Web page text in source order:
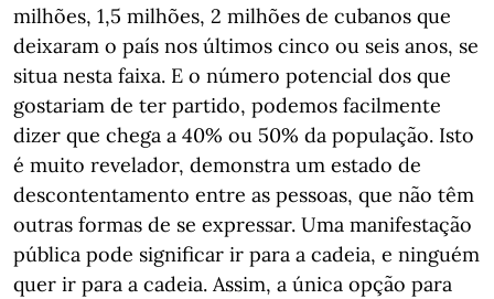
milhões, 1,5 milhões, 2 milhões de cubanos que
deixaram o país nos últimos cinco ou seis anos, se
situa nesta faixa. E o número potencial dos que
gostariam de ter partido, podemos facilmente
dizer que chega a 40% ou 50% da população. Isto
é muito revelador, demonstra um estado de
descontentamento entre as pessoas, que não têm
outras formas de se expressar. Uma manifestação
pública pode significar ir para a cadeia, e ninguém
quer ir para a cadeia. Assim, a única opção para